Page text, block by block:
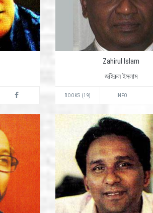
Zahirul Islam
জহিরুল ইসলাম
BOOKS (19) INFO